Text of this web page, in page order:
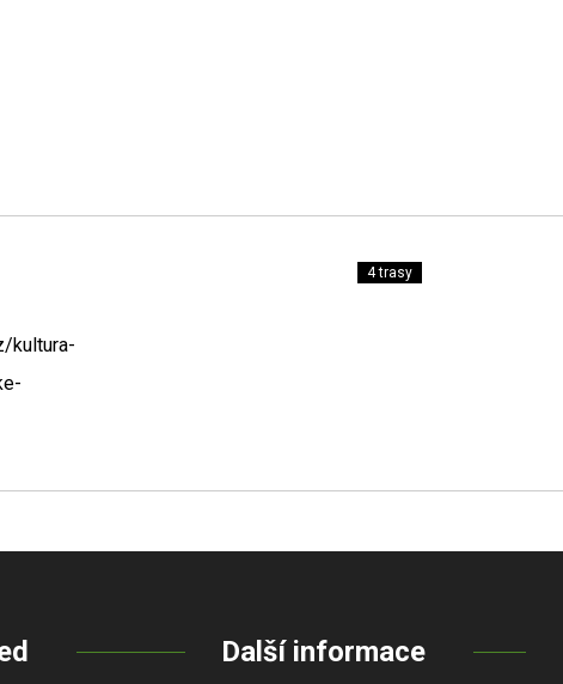
kultura-
4 trasy
Další informace